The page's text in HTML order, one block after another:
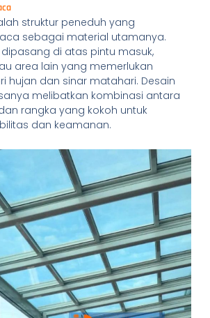
struktur peneduh yang
sebagai material utamanya.
dipasang di atas pintu masuk,
area lain yang memerlukan
hujan dan sinar matahari. Desain
melibatkan kombinasi antara
rangka yang kokoh untuk
dan keamanan.